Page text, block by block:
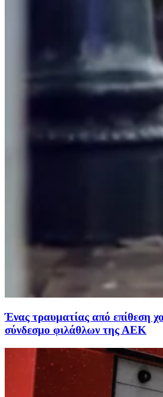
Ένας τραυματίας από επίθεση
σύνδεσμο φιλάθλων της ΑΕΚ